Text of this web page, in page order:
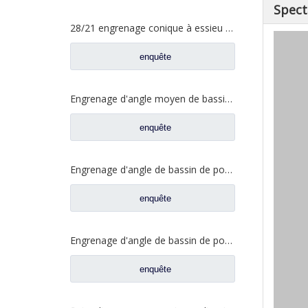
28/21 engrenage conique à essieu moyen pour essieu Ankai essieu Benz Foton Auman pièces de rechange de camion HFF2502038/39CK1BZ
enquête
Engrenage d'angle moyen de bassin de pont pour les pièces de rechange 5801845742 de camion de SAIC Hongyan
enquête
Engrenage d'angle de bassin de pont moyen pour pièces de rechange Shamcan DelongTruck 81.35199.6535
enquête
Engrenage d'angle de bassin de pont arrière pour pièces de rechange Shamcan DelongTruck 81.35199.6554
enquête